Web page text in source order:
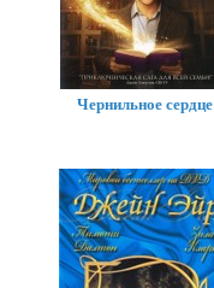
Чернильное сердце